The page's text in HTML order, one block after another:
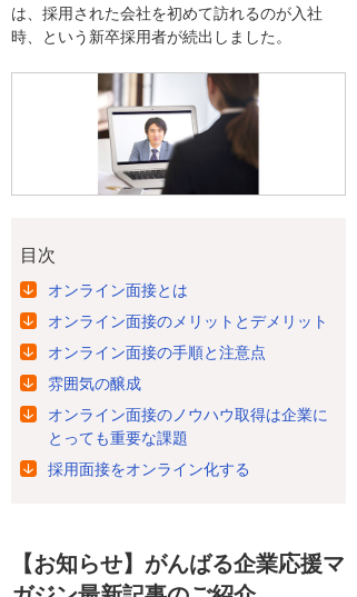
は、採用された会社を初めて訪れるのが入社
時、という新卒採用者が続出しました。
目次
オンライン面接とは
オンライン面接のメリットとデメリット
オンライン面接の手順と注意点
雰囲気の醸成
オンライン面接のノウハウ取得は企業に
とっても重要な課題
採用面接をオンライン化する
【お知らせ】がんばる企業応援マ